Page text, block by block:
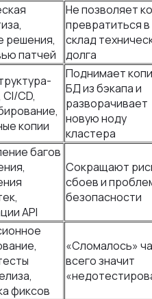
решения,
патчей
Не позволяет
превратиться в
склад
долга
CD,
копии
Поднимает
БД из бэкапа и
разворачивает
новую ноду
кластера
багов
API
Сокращают
сбоев и
безопасности
фиксов
«Сломалось»
всего значит